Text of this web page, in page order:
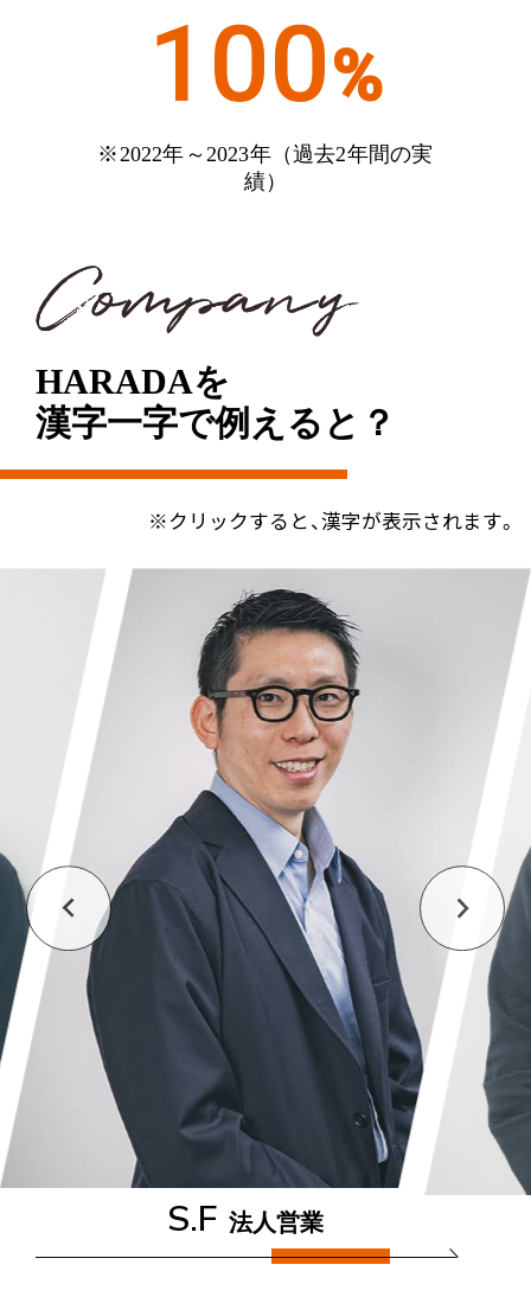
られる仕事だと思います。
午前
20:00 退勤
午後
メールチェック
デザイナーと打ち合わせ
顧客訪問
事務作業
自らが制作したデザインをお客様へご提案する資料に
まとめ、時にはお客様へ直接ご説明をする場合もあり
デザイン業務に限らず、幅広い経験を積むことができ
と思います。
デザイナーのとある1日
10:00 出社
午前
20:00 退勤
午後
メールチェック
パタンナーと打ち合わせ
サンプルチェック
デザイン制作
パタンナーのとある1日
午前
20:00 退勤
午後
デザイン・企画について
打ち合わせ
パターン業務
トワル作成
トワルチェック
アイテムが研ぎ澄まされていく過程を見ることがで
き、それを必ず着用して下さるお客様がいることに喜
びを感じています。
生産管理のとある1日
10:00 出社
午前
20:00 退勤
午後
社内の打ち合わせ
検品作業・仕様書・
デザイン確認
出荷作業
サンプル確認
100%
※2022年～2023年（過去2年間の実
績）
HARADAを
漢字一字で例えると？
※クリックすると、漢字が表示されます。
S.F 法人営業